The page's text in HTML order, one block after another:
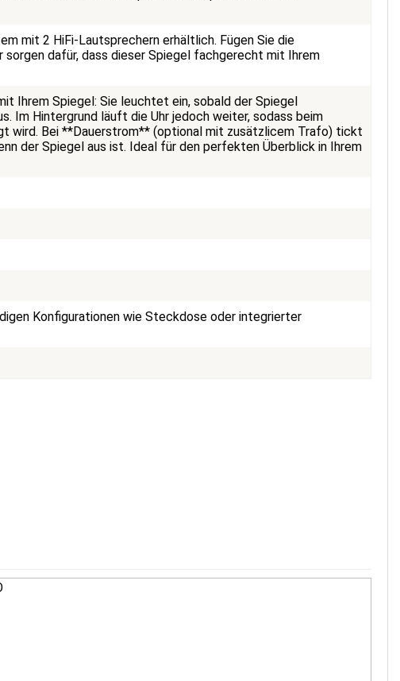
mit 2 HiFi-Lautsprechern erhältlich. Fügen Sie die
sorgen dafür, dass dieser Spiegel fachgerecht mit Ihrem
Ihrem Spiegel: Sie leuchtet ein, sobald der Spiegel
Im Hintergrund läuft die Uhr jedoch weiter, sodass beim
wird. Bei **Dauerstrom** (optional mit zusätzlicem Trafo) tickt
der Spiegel aus ist. Ideal für den perfekten Überblick in Ihrem
Konfigurationen wie Steckdose oder integrierter